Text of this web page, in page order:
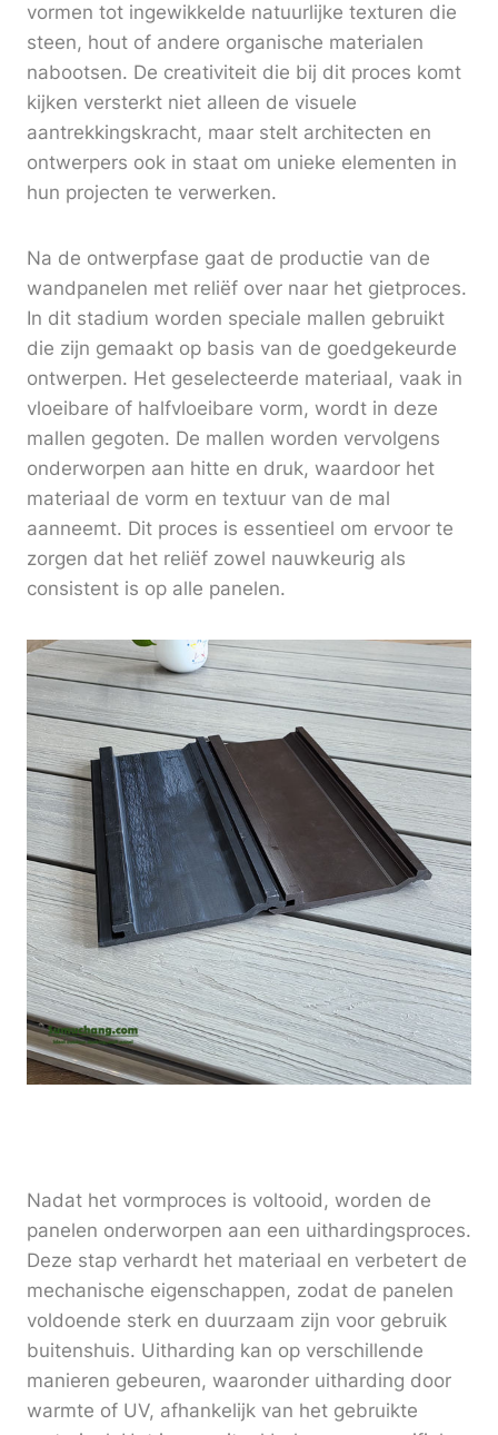
vormen tot ingewikkelde natuurlijke texturen die
steen, hout of andere organische materialen
nabootsen. De creativiteit die bij dit proces komt
kijken versterkt niet alleen de visuele
aantrekkingskracht, maar stelt architecten en
ontwerpers ook in staat om unieke elementen in
hun projecten te verwerken.
Na de ontwerpfase gaat de productie van de
wandpanelen met reliëf over naar het gietproces.
In dit stadium worden speciale mallen gebruikt
die zijn gemaakt op basis van de goedgekeurde
ontwerpen. Het geselecteerde materiaal, vaak in
vloeibare of halfvloeibare vorm, wordt in deze
mallen gegoten. De mallen worden vervolgens
onderworpen aan hitte en druk, waardoor het
materiaal de vorm en textuur van de mal
aanneemt. Dit proces is essentieel om ervoor te
zorgen dat het reliëf zowel nauwkeurig als
consistent is op alle panelen.
Nadat het vormproces is voltooid, worden de
panelen onderworpen aan een uithardingsproces.
Deze stap verhardt het materiaal en verbetert de
mechanische eigenschappen, zodat de panelen
voldoende sterk en duurzaam zijn voor gebruik
buitenshuis. Uitharding kan op verschillende
manieren gebeuren, waaronder uitharding door
warmte of UV, afhankelijk van het gebruikte